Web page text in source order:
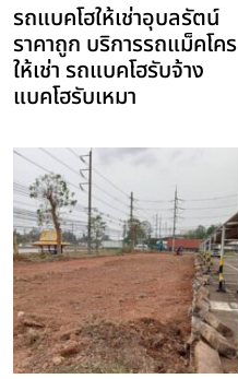
รถแบคโฮให้เช่าอุบลรัตน์
ราคาถูก บริการรถแม็คโคร
ให้เช่า รถแบคโฮรับจ้าง
แบคโฮรับเหมา